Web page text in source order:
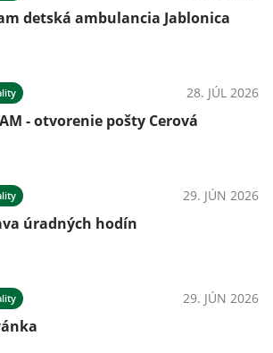
detská ambulancia Jablonica
28. JÚL 2026
- otvorenie pošty Cerová
29. JÚN 2026
úradných hodín
29. JÚN 2026